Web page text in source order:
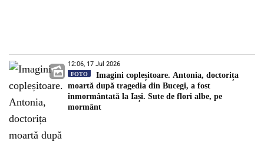
12:06, 17 Jul 2026
FOTO
Imagini copleșitoare. Antonia, doctorița
moartă după tragedia din Bucegi, a fost
înmormântată la Iași. Sute de flori albe, pe
mormânt